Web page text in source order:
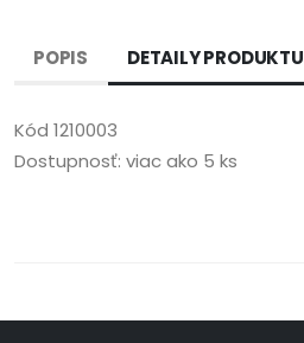
POPIS DETAILY PRODUKTU
Kód 1210003
Dostupnosť: viac ako 5 ks